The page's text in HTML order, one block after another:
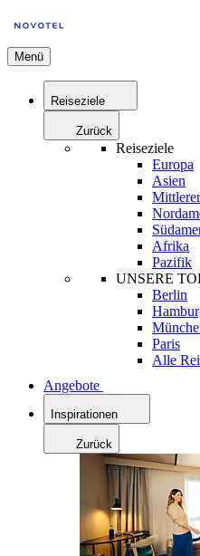
Menü
Reiseziele
Zurück
Reiseziele
Europa
Asien
Afrika
Pazifik
UNSERE
Berlin
Paris
Alle
Angebote
Inspirationen
Zurück